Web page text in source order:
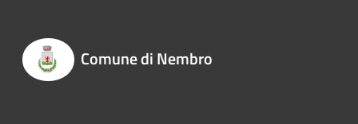
Comune di Nembro